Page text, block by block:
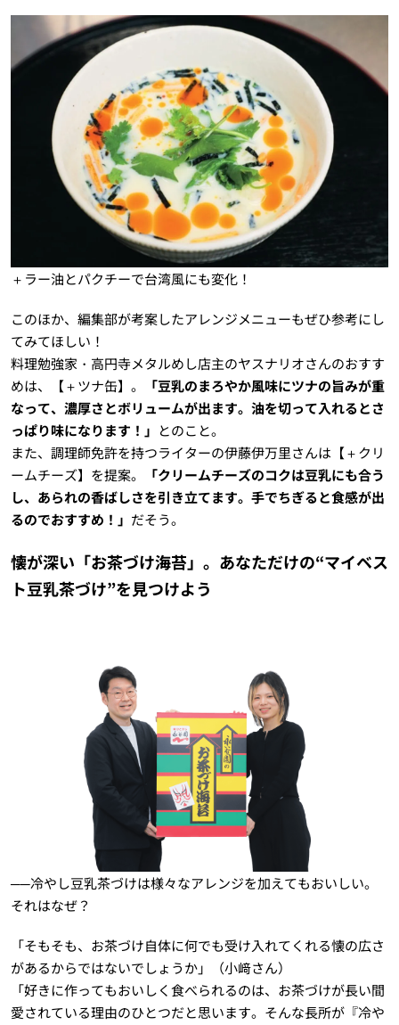
＋ラー油とパクチーで台湾風にも変化！
このほか、編集部が考案したアレンジメニューもぜひ参考にし
てみてほしい！
料理勉強家・高円寺メタルめし店主のヤスナリオさんのおすす
めは、【＋ツナ缶】。
「豆乳のまろやか風味にツナの旨みが重
なって、濃厚さとボリュームが出ます。油を切って入れるとさ
っぱり味になります！」 とのこと。
また、調理師免許を持つライターの伊藤伊万里さんは【＋クリ
ームチーズ】を提案。
「クリームチーズのコクは豆乳にも合う
し、あられの香ばしさを引き立てます。手でちぎると食感が出
るのでおすすめ！」 だそう。
懐が深い「お茶づけ海苔」。あなただけの“マイベス
ト豆乳茶づけ”を見つけよう
──冷やし豆乳茶づけは様々なアレンジを加えてもおいしい。
それはなぜ？
「そもそも、お茶づけ自体に何でも受け入れてくれる懐の広さ
があるからではないでしょうか」（小﨑さん）
「好きに作ってもおいしく食べられるのは、お茶づけが長い間
愛されている理由のひとつだと思います。そんな長所が『冷や